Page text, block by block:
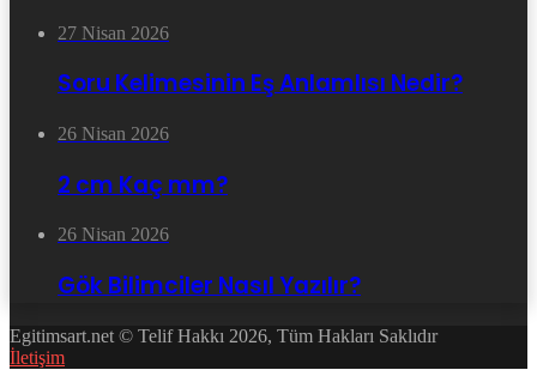
27 Nisan 2026
Soru Kelimesinin Eş Anlamlısı Nedir?
26 Nisan 2026
2 cm Kaç mm?
26 Nisan 2026
Gök Bilimciler Nasıl Yazılır?
Egitimsart.net © Telif Hakkı 2026, Tüm Hakları Saklıdır
İletişim